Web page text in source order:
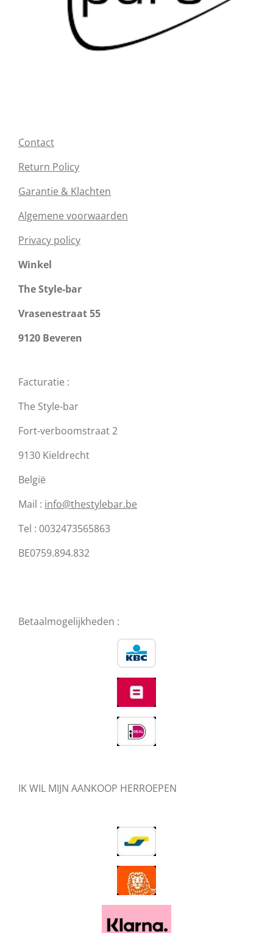
Contact
Return Policy
Garantie & Klachten
Algemene voorwaarden
Privacy policy
Winkel
The Style-bar
Vrasenestraat 55
9120 Beveren
Facturatie :
The Style-bar
Fort-verboomstraat 2
9130 Kieldrecht
België
Mail : info@thestylebar.be
Tel : 0032473565863
BE0759.894.832
Betaalmogelijkheden :
IK WIL MIJN AANKOOP HERROEPEN